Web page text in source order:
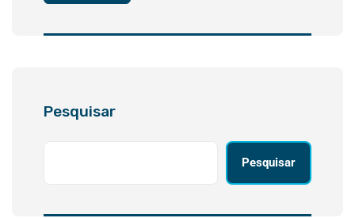
Pesquisar
Pesquisar